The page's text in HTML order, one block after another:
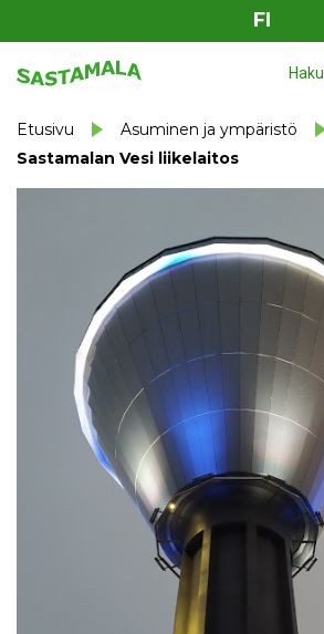
FI
Haku
Etusivu
Asuminen ja ympäristö
Sastamalan Vesi liikelaitos